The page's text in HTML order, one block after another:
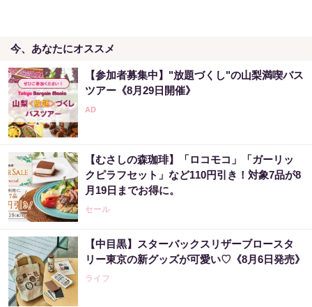
【宝くじ当てたい方限定】もう外れるの、終
わりにしませんか
PR（合同会社デジタルファーム ）
PR（Acoco.）
今、あなたにオススメ
【参加者募集中】"放題づくし"の山梨満喫バス
ツアー《8月29日開催》
【むさしの森珈琲】「ロコモコ」「ガーリッ
クピラフセット」など110円引き！対象7品が8
月19日までお得に。
セール
【中目黒】スターバックスリザーブロースタ
リー東京の新グッズが可愛い♡《8月6日発売》
ライフ